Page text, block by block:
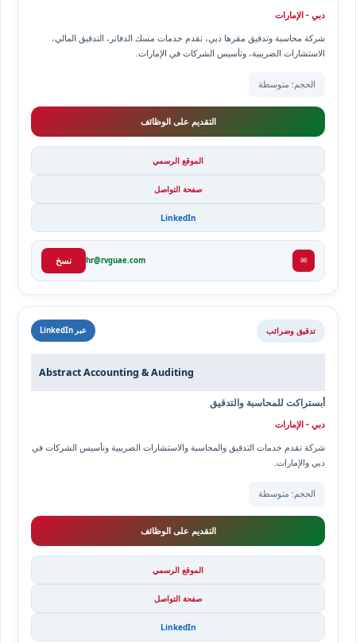
دبي - الإمارات
شركة محاسبة وتدقيق مقرها دبي، تقدم خدمات مسك الدفاتر، التدقيق المالي،
الاستشارات الضريبية، وتأسيس الشركات في الإمارات.
الحجم: متوسطة
التقديم على الوظائف
الموقع الرسمي
صفحة التواصل
LinkedIn
✉
hr@rvguae.com نسخ
تدقيق وضرائب عبر LinkedIn
Abstract Accounting & Auditing
أبستراكت للمحاسبة والتدقيق
دبي - الإمارات
شركة تقدم خدمات التدقيق والمحاسبة والاستشارات الضريبية وتأسيس الشركات في
دبي والإمارات.
الحجم: متوسطة
التقديم على الوظائف
الموقع الرسمي
صفحة التواصل
LinkedIn